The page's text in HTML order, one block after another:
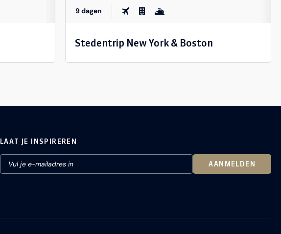
9 dagen
Stedentrip New York & Boston
LAAT JE INSPIREREN
AANMELDEN